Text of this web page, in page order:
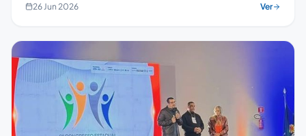
26 Jun 2026 Ver